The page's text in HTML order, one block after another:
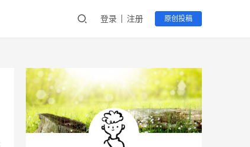
登录 注册 原创投稿